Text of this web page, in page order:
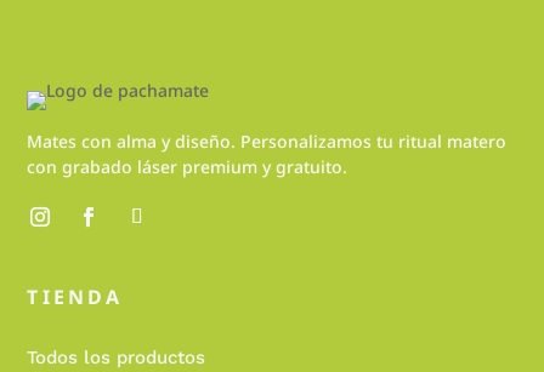
Mates con alma y diseño. Personalizamos tu ritual matero
con grabado láser premium y gratuito.
TIENDA
Todos los productos